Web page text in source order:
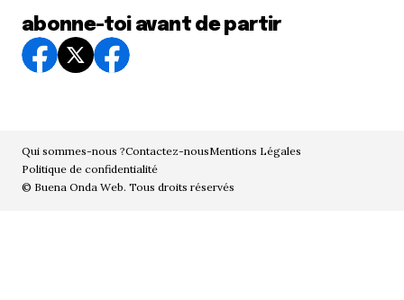
abonne-toi avant de partir
Qui sommes-nous ?Contactez-nousMentions Légales
Politique de confidentialité
© Buena Onda Web. Tous droits réservés